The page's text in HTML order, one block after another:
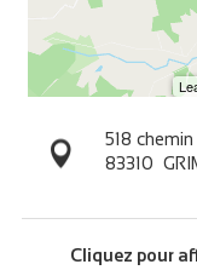
518
83310
Cliquez pour